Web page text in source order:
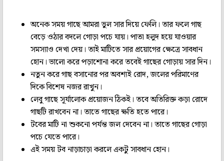
অনেক সময় গাছে আমরা ভুল সার দিয়ে ফেলি। তার ফলে গাছ
বেড়ে ওঠার বদলে গোড়া পচে যায়। পাতা হলুদ হয়ে যাওয়ার
সমস্যাও দেখা দেয়। তাই মাটিতে সার প্রয়োগের ক্ষেত্রে সাবধান
হোন। ভালো করে পড়াশোনা করে তবেই গাছের গোড়ায় সার দিন।
নতুন করে গাছ বসানোর পর অবশ্যই রোদ, জলের পরিমাণের
দিকে বিশেষ নজর রাখুন।
লেবু গাছে সূর্যালোক প্রয়োজন ঠিকই। তবে অতিরিক্ত কড়া রোদে
গাছটি রাখবেন না। তাতে গাছের ক্ষতি হতে পারে।
টবের মাটি না শুকনো পর্যন্ত জল দেবেন না। তাতে গাছের গোড়া
পচে যেতে পারে।
এই সময় টব নাড়াচাড়া করলে একটু সাবধান হোন।